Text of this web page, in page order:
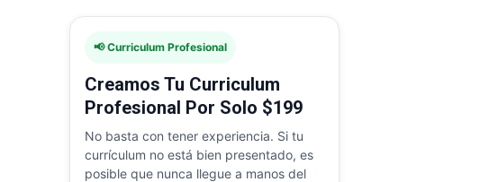
📢 Curriculum Profesional
Creamos Tu Curriculum
Profesional Por Solo $199
No basta con tener experiencia. Si tu
currículum no está bien presentado, es
posible que nunca llegue a manos del